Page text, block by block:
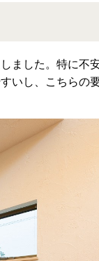
ました。特に不
し、こちらの